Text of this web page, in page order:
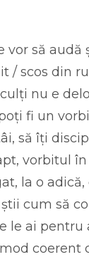
vor să audă
/ scos din
nu e
fi un
să îți
vorbitul
la o adică,
cum să
le ai pentru
coerent